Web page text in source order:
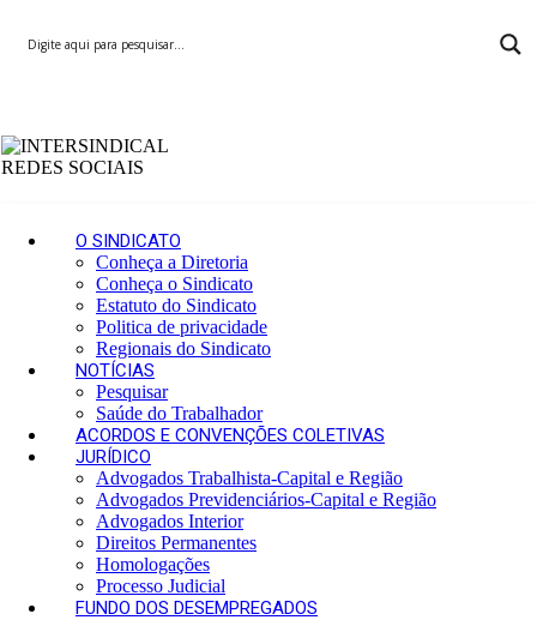
O SINDICATO
Conheça a Diretoria
Conheça o Sindicato
Estatuto do Sindicato
Politica de privacidade
Regionais do Sindicato
NOTÍCIAS
Pesquisar
Saúde do Trabalhador
ACORDOS E CONVENÇÕES COLETIVAS
JURÍDICO
Advogados Trabalhista-Capital e Região
Advogados Previdenciários-Capital e Região
Advogados Interior
Direitos Permanentes
Homologações
Processo Judicial
FUNDO DOS DESEMPREGADOS